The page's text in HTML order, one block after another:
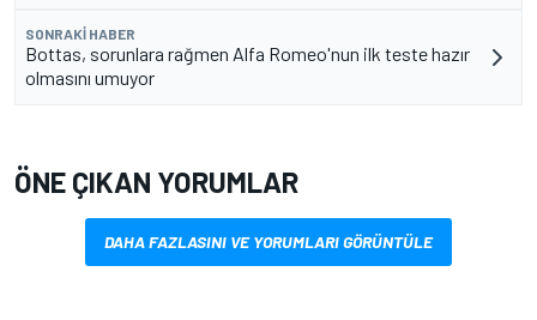
SONRAKI HABER
Bottas, sorunlara rağmen Alfa Romeo'nun ilk teste hazır
olmasını umuyor
ÖNE ÇIKAN YORUMLAR
DAHA FAZLASINI VE YORUMLARI GÖRÜNTÜLE